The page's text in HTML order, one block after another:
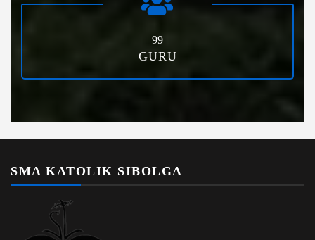
99
GURU
SMA KATOLIK SIBOLGA